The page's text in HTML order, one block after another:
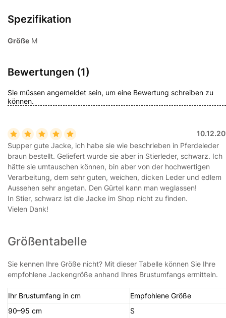
Spezifikation
Größe M
Bewertungen (1)
Sie müssen angemeldet sein, um eine Bewertung schreiben zu
können.
Supper gute Jacke, ich habe sie wie beschrieben in Pferdeleder
braun bestellt. Geliefert wurde sie aber in Stierleder, schwarz. Ich
hätte sie umtauschen können, bin aber von der hochwertigen
Verarbeitung, dem sehr guten, weichen, dicken Leder und edlem
Aussehen sehr angetan. Den Gürtel kann man weglassen!
In Stier, schwarz ist die Jacke im Shop nicht zu finden.
Vielen Dank!
Größentabelle
Sie kennen Ihre Größe nicht? Mit dieser Tabelle können Sie Ihre
empfohlene Jackengröße anhand Ihres Brustumfangs ermitteln.
Ihr Brustumfang in cm
Empfohlene Größe
90–95 cm
S